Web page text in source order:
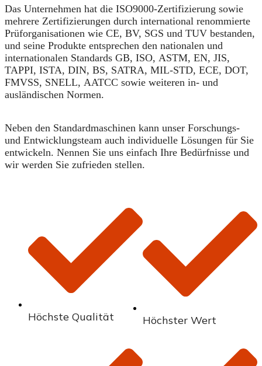
Das Unternehmen hat die ISO9000-Zertifizierung sowie
mehrere Zertifizierungen durch international renommierte
Prüforganisationen wie CE, BV, SGS und TUV bestanden,
und seine Produkte entsprechen den nationalen und
internationalen Standards GB, ISO, ASTM, EN, JIS,
TAPPI, ISTA, DIN, BS, SATRA, MIL-STD, ECE, DOT,
FMVSS, SNELL, AATCC sowie weiteren in- und
ausländischen Normen.
Neben den Standardmaschinen kann unser Forschungs-
und Entwicklungsteam auch individuelle Lösungen für Sie
entwickeln. Nennen Sie uns einfach Ihre Bedürfnisse und
wir werden Sie zufrieden stellen.
Höchste Qualität Höchster Wert